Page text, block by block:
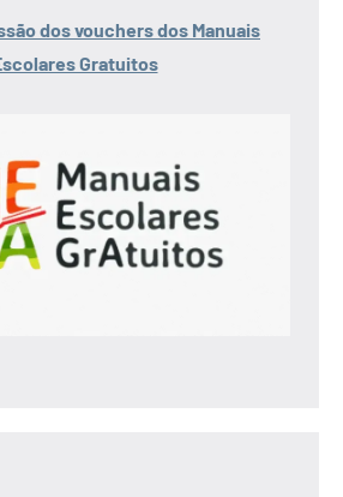
dos vouchers dos Manuais
Gratuitos